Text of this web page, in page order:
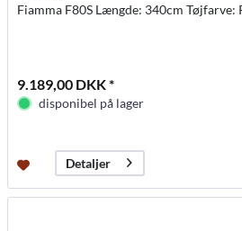
Fiamma F80S Længde: 340cm Tøjfarve:
9.189,00 DKK *
disponibel på lager
Detaljer